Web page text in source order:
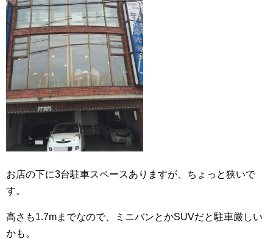
お店の下に3台駐車スペースありますが、ちょっと狭いで
す。
高さも1.7mまでなので、ミニバンとかSUVだと駐車厳しい
かも。